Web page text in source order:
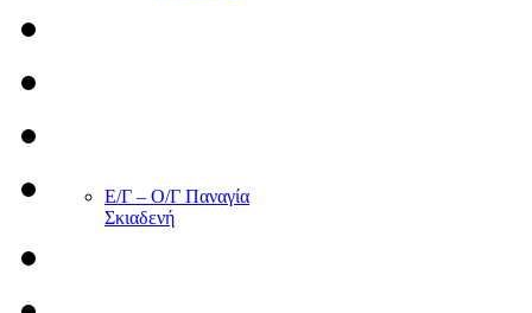
Ε/Γ – Ο/Γ Παναγία
Σκιαδενή